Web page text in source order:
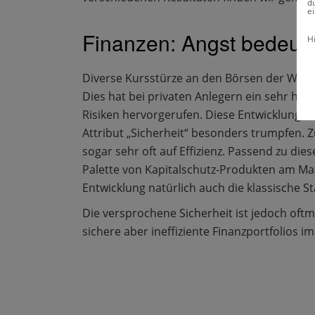
Finanzen: Angst
Diverse Kursstürze an den Börsen der
Dies hat bei privaten Anlegern ein sehr
Risiken hervorgerufen. Diese Entwicklung
Attribut „Sicherheit“ besonders trumpfen.
sogar sehr oft auf Effizienz. Passend zu
Palette von Kapitalschutz-Produkten am
Entwicklung natürlich auch die klassische
Die versprochene Sicherheit ist jedoch
sichere aber ineffiziente Finanzportfolios